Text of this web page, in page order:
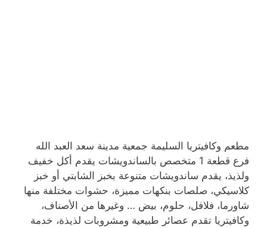
مطعم وكافيتريا السليمة جمعية مدينة سعد العبد الله
فرع قطعة 1 متخصص بالساندويشات يقدم أكل خفيف
ولذيذ، يقدم ساندويشات متنوعة بخبز الشابتي أو خبز
كلاسيكي، صلصات بنكهات مميزة، حشوات مختلفة منها
شاورما، فلافل، حلوم، بيض … وغيرها من الأصناف،
وكافيتريا تقدم عصائر طبيعية ومشروبات لذيذة، خدمة